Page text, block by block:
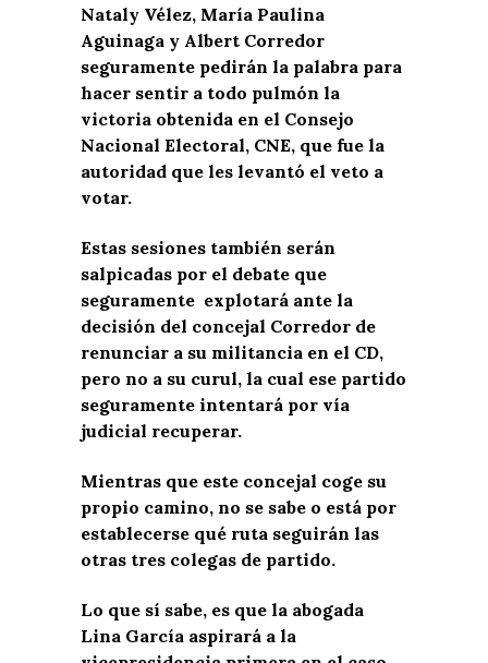
Nataly Vélez, María Paulina
Aguinaga y Albert Corredor
seguramente pedirán la palabra para
hacer sentir a todo pulmón la
victoria obtenida en el Consejo
Nacional Electoral, CNE, que fue la
autoridad que les levantó el veto a
votar.
Estas sesiones también serán
salpicadas por el debate que
seguramente explotará ante la
decisión del concejal Corredor de
renunciar a su militancia en el CD,
pero no a su curul, la cual ese partido
seguramente intentará por vía
judicial recuperar.
Mientras que este concejal coge su
propio camino, no se sabe o está por
establecerse qué ruta seguirán las
otras tres colegas de partido.
Lo que sí sabe, es que la abogada
Lina García aspirará a la